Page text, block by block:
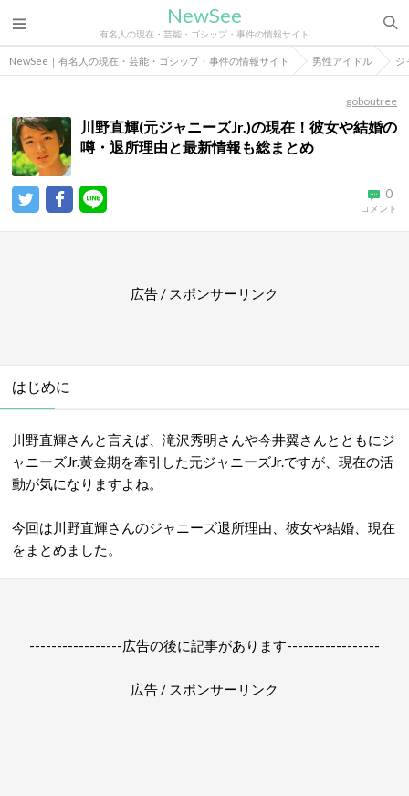
NewSee
有名人の現在・芸能・ゴシップ・事件の情報サイト
NewSee｜有名人の現在・芸能・ゴシップ・事件の情報サイト 男性アイドル ジ
goboutree
川野直輝(元ジャニーズJr.)の現在！彼女や結婚の
噂・退所理由と最新情報も総まとめ
0
コメント
広告 / スポンサーリンク
はじめに
川野直輝さんと言えば、滝沢秀明さんや今井翼さんとともにジ
ャニーズJr.黄金期を牽引した元ジャニーズJr.ですが、現在の活
動が気になりますよね。
今回は川野直輝さんのジャニーズ退所理由、彼女や結婚、現在
をまとめました。
-----------------広告の後に記事があります-----------------
広告 / スポンサーリンク